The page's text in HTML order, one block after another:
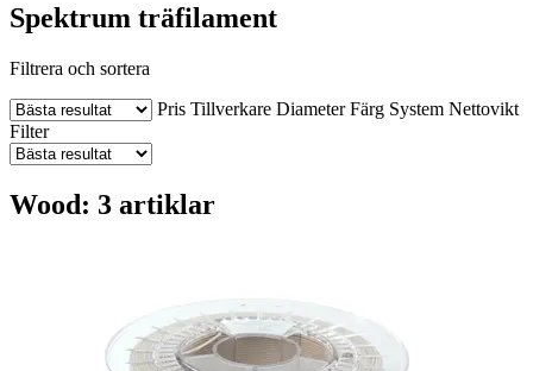
Spektrum träfilament
Filtrera och sortera
Pris Tillverkare Diameter Färg System Nettovikt
Filter
Wood: 3 artiklar